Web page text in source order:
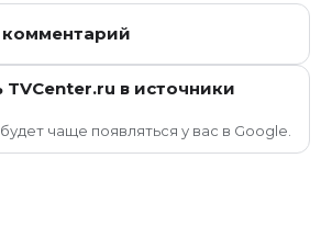
комментарий
TVCenter.ru в источники
чаще появляться у вас в Google.